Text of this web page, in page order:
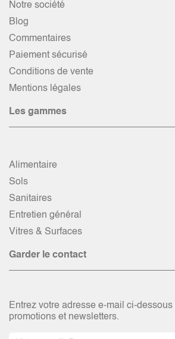
Notre société
Blog
Commentaires
Paiement sécurisé
Conditions de vente
Mentions légales
Les gammes
Alimentaire
Sols
Sanitaires
Entretien général
Vitres & Surfaces
Garder le contact
Entrez votre adresse e-mail ci-
promotions et newsletters.